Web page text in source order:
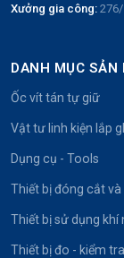
Xưởng gia công: 276/
DANH MỤC SẢN
Ốc vít tán tự giữ
Vật tư linh kiện lắp
Dụng cụ - Tools
Thiết bị đóng cắt và
Thiết bị sử dụng khí
Thiết bị đo - kiểm